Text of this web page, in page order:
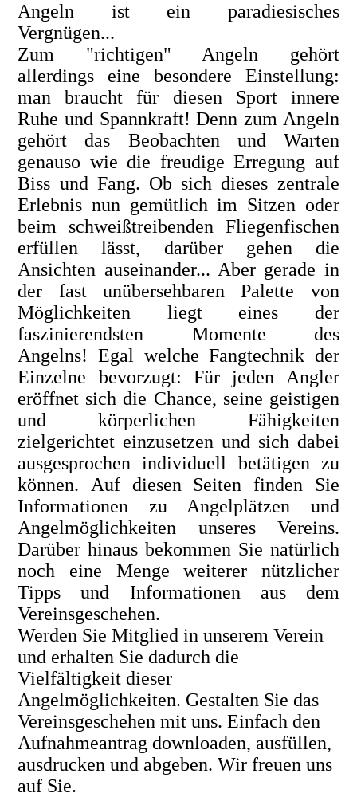
Angeln ist ein paradiesisches
Vergnügen...
Zum "richtigen" Angeln gehört
allerdings eine besondere Einstellung:
man braucht für diesen Sport innere
Ruhe und Spannkraft! Denn zum Angeln
gehört das Beobachten und Warten
genauso wie die freudige Erregung auf
Biss und Fang. Ob sich dieses zentrale
Erlebnis nun gemütlich im Sitzen oder
beim schweißtreibenden Fliegenfischen
erfüllen lässt, darüber gehen die
Ansichten auseinander... Aber gerade in
der fast unübersehbaren Palette von
Möglichkeiten liegt eines der
faszinierendsten Momente des
Angelns! Egal welche Fangtechnik der
Einzelne bevorzugt: Für jeden Angler
eröffnet sich die Chance, seine geistigen
und körperlichen Fähigkeiten
zielgerichtet einzusetzen und sich dabei
ausgesprochen individuell betätigen zu
können. Auf diesen Seiten finden Sie
Informationen zu Angelplätzen und
Angelmöglichkeiten unseres Vereins.
Darüber hinaus bekommen Sie natürlich
noch eine Menge weiterer nützlicher
Tipps und Informationen aus dem
Vereinsgeschehen.
Werden Sie Mitglied in unserem Verein
und erhalten Sie dadurch die
Vielfältigkeit dieser
Angelmöglichkeiten. Gestalten Sie das
Vereinsgeschehen mit uns. Einfachden
Aufnahmeantrag downloaden, ausfüllen,
ausdrucken und abgeben. Wir freuen uns
auf Sie.